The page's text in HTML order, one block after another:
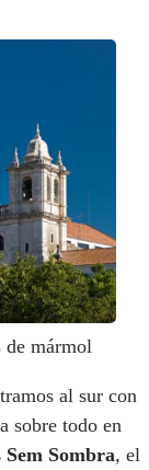
de mármol
al sur con
sobre todo en
Sem Sombra, el